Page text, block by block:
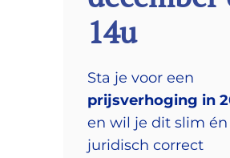
14u
Sta je voor een
prijsverhoging in
en wil je dit slim én
juridisch correct